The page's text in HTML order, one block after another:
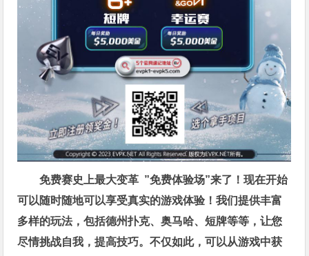
免费赛史上最大变革 ”免费体验场”来了！现在开始
可以随时随地可以享受真实的游戏体验！我们提供丰富
多样的玩法，包括德州扑克、奥马哈、短牌等等，让您
尽情挑战自我，提高技巧。不仅如此，可以从游戏中获